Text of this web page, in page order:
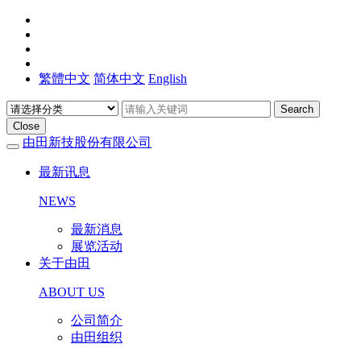
繁體中文 简体中文 English
Search
Close
由田新技股份有限公司
最新讯息
NEWS
最新消息
展览活动
关于由田
ABOUT US
公司简介
由田组织